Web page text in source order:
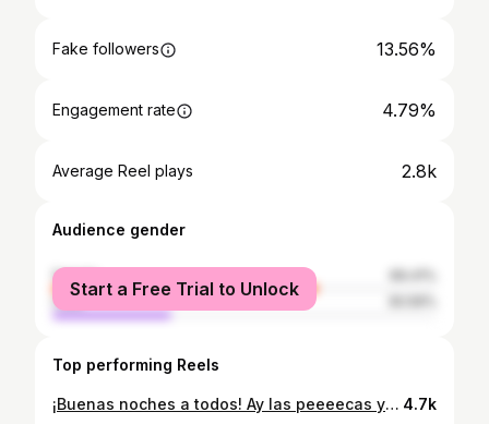
Fake followers 13.56%
Engagement rate 4.79%
Average Reel plays 2.8k
Audience gender
female
male
Start a Free Trial to Unlock
Top performing Reels
¡Buenas noches a todos! Ay las peeeecas y los eyeliners que quiero volver a ver 🙃 ¿Cuál es vuestra favorita? Modelo: @victoriahaie MUAH: @esthercarbonellmakeup Assistant: @marinatoledano.makeup Studio: @studio101bcn #beauty #color #vogue #fashion #freckles #josecarvajal #esthercarbonell #victoriahaie #barcelona #studio101 #777luckyfish #tangledinfilm #moodyfilm #shootaesthetics #imaginativeportraits #visualportraits #under10kportraits #vogueitalia #lightloovers #thevisualvogue 4.7k